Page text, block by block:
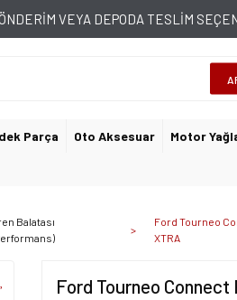
VEYA DEPODA TESLİM
Parça Oto Aksesuar Motor
Balatası
Ford Tourneo
XTRA
Ford Tourneo Connect